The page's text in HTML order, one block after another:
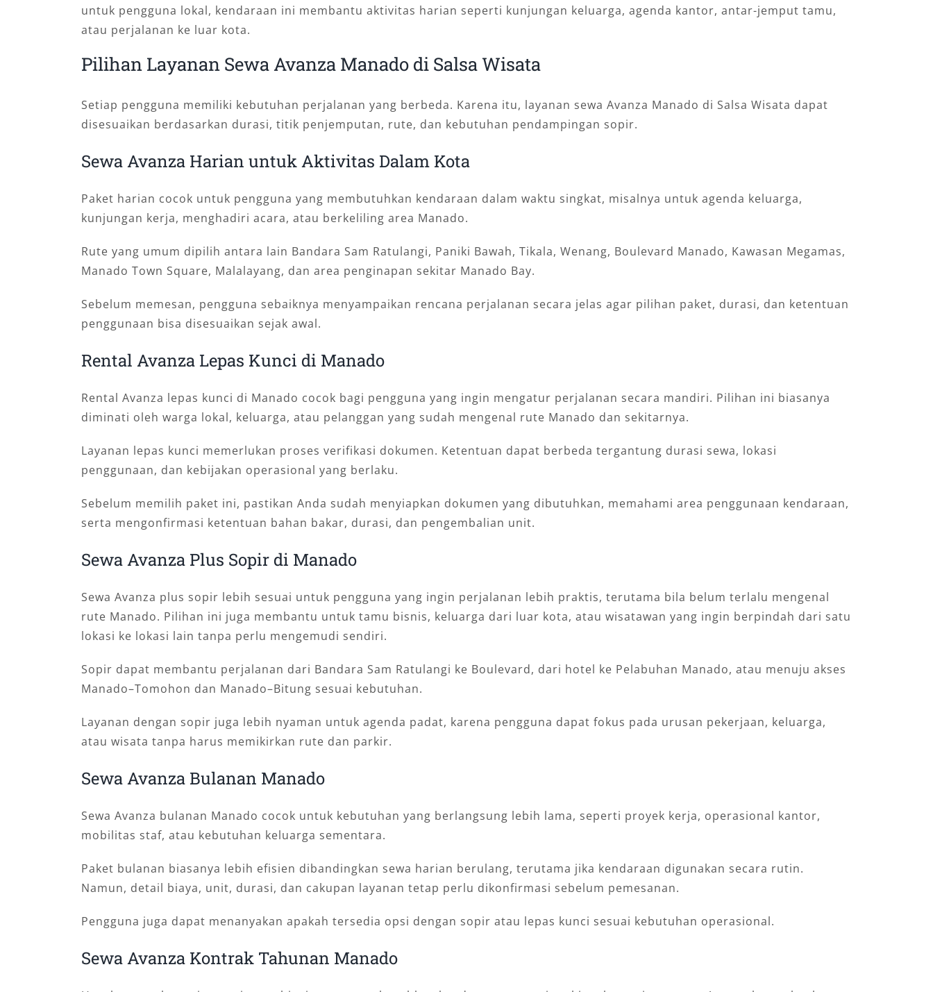
untuk pengguna lokal, kendaraan ini membantu aktivitas harian seperti kunjungan keluarga, agenda kantor, antar-jemput tamu,
atau perjalanan ke luar kota.
Pilihan Layanan Sewa Avanza Manado di Salsa Wisata
Setiap pengguna memiliki kebutuhan perjalanan yang berbeda. Karena itu, layanan sewa Avanza Manado di Salsa Wisata dapat
disesuaikan berdasarkan durasi, titik penjemputan, rute, dan kebutuhan pendampingan sopir.
Sewa Avanza Harian untuk Aktivitas Dalam Kota
Paket harian cocok untuk pengguna yang membutuhkan kendaraan dalam waktu singkat, misalnya untuk agenda keluarga,
kunjungan kerja, menghadiri acara, atau berkeliling area Manado.
Rute yang umum dipilih antara lain Bandara Sam Ratulangi, Paniki Bawah, Tikala, Wenang, Boulevard Manado, Kawasan Megamas,
Manado Town Square, Malalayang, dan area penginapan sekitar Manado Bay.
Sebelum memesan, pengguna sebaiknya menyampaikan rencana perjalanan secara jelas agar pilihan paket, durasi, dan ketentuan
penggunaan bisa disesuaikan sejak awal.
Rental Avanza Lepas Kunci di Manado
Rental Avanza lepas kunci di Manado cocok bagi pengguna yang ingin mengatur perjalanan secara mandiri. Pilihan ini biasanya
diminati oleh warga lokal, keluarga, atau pelanggan yang sudah mengenal rute Manado dan sekitarnya.
Layanan lepas kunci memerlukan proses verifikasi dokumen. Ketentuan dapat berbeda tergantung durasi sewa, lokasi
penggunaan, dan kebijakan operasional yang berlaku.
Sebelum memilih paket ini, pastikan Anda sudah menyiapkan dokumen yang dibutuhkan, memahami area penggunaan kendaraan,
serta mengonfirmasi ketentuan bahan bakar, durasi, dan pengembalian unit.
Sewa Avanza Plus Sopir di Manado
Sewa Avanza plus sopir lebih sesuai untuk pengguna yang ingin perjalanan lebih praktis, terutama bila belum terlalu mengenal
rute Manado. Pilihan ini juga membantu untuk tamu bisnis, keluarga dari luar kota, atau wisatawan yang ingin berpindah dari satu
lokasi ke lokasi lain tanpa perlu mengemudi sendiri.
Sopir dapat membantu perjalanan dari Bandara Sam Ratulangi ke Boulevard, dari hotel ke Pelabuhan Manado, atau menuju akses
Manado–Tomohon dan Manado–Bitung sesuai kebutuhan.
Layanan dengan sopir juga lebih nyaman untuk agenda padat, karena pengguna dapat fokus pada urusan pekerjaan, keluarga,
atau wisata tanpa harus memikirkan rute dan parkir.
Sewa Avanza Bulanan Manado
Sewa Avanza bulanan Manado cocok untuk kebutuhan yang berlangsung lebih lama, seperti proyek kerja, operasional kantor,
mobilitas staf, atau kebutuhan keluarga sementara.
Paket bulanan biasanya lebih efisien dibandingkan sewa harian berulang, terutama jika kendaraan digunakan secara rutin.
Namun, detail biaya, unit, durasi, dan cakupan layanan tetap perlu dikonfirmasi sebelum pemesanan.
Pengguna juga dapat menanyakan apakah tersedia opsi dengan sopir atau lepas kunci sesuai kebutuhan operasional.
Sewa Avanza Kontrak Tahunan Manado